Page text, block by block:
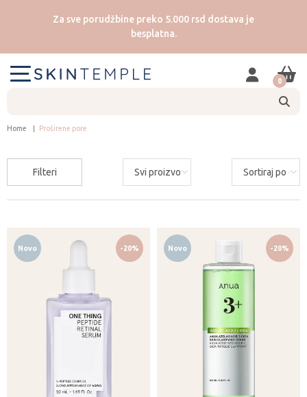
Za sve porudžbine preko 5.000 rsd dostava je
besplatna.
0
Home Proširene pore
Filteri
Novo -20% Novo -20%